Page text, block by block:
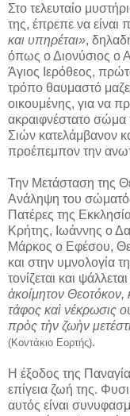
Στο τελευταίο
της, έπρεπε να είναι
και υπηρέται»,
όπως ο Διονύσιος ο
Άγιος Ιερόθεος,
τρόπο θαυμαστό
οικουμένης, για να
ακραιφνέστατο σώμα
Σιών κατελάμβανον
προέπεμπον την
Την Μετάσταση της
Ανάληψη του
Πατέρες της
Κρήτης, Ιωάννης ο
Μάρκος ο Εφέσου,
και στην υμνολογία
τονίζεται και
ἀκοίμητον Θεοτόκον,
τάφος καὶ νέκρωσις
πρὸς τὴν ζωὴν
(Κοντάκιο Εορτής).
Η έξοδος της
επίγεια ζωή της.
αυτός είναι